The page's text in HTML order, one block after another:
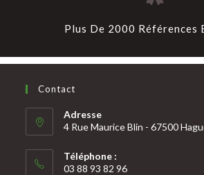
Plus De 2000 Références
Contact
Adresse
4 Rue Maurice Blin - 67500
Téléphone :
03 88 93 82 96